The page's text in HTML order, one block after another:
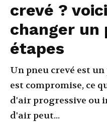
crevé ?
changer un
étapes
Un pneu crevé est
est compromise, ce
d'air progressive ou
d'air peut...